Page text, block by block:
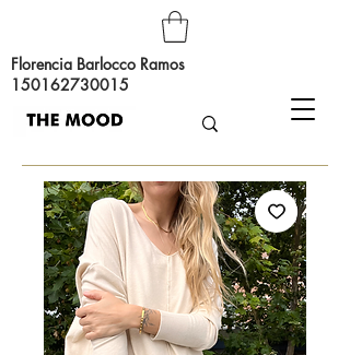
Florencia Barlocco Ramos
150162730015